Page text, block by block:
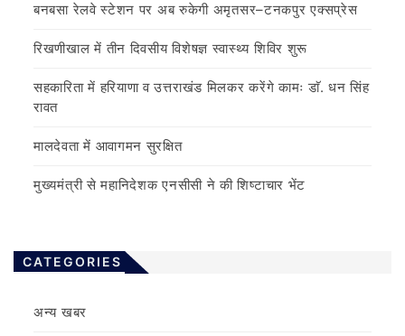
बनबसा रेलवे स्टेशन पर अब रुकेगी अमृतसर–टनकपुर एक्सप्रेस
रिखणीखाल में तीन दिवसीय विशेषज्ञ स्वास्थ्य शिविर शुरू
सहकारिता में हरियाणा व उत्तराखंड मिलकर करेंगे कामः डाॅ. धन सिंह
रावत
मालदेवता में आवागमन सुरक्षित
मुख्यमंत्री से महानिदेशक एनसीसी ने की शिष्टाचार भेंट
CATEGORIES
अन्य खबर